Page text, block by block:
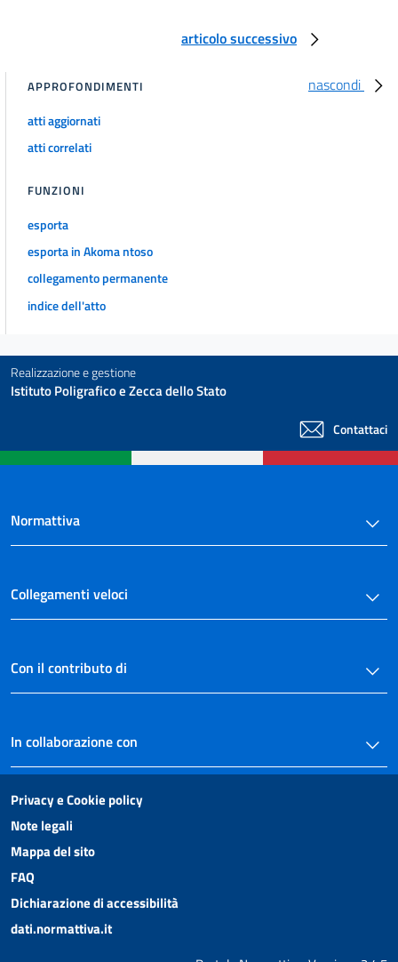
articolo successivo
nascondi
APPROFONDIMENTI
atti aggiornati
atti correlati
FUNZIONI
esporta
esporta in Akoma ntoso
collegamento permanente
indice dell'atto
Realizzazione e gestione
Istituto Poligrafico e Zecca dello Stato
Contattaci
Normattiva
Collegamenti veloci
Con il contributo di
In collaborazione con
Privacy e Cookie policy
Note legali
Mappa del sito
FAQ
Dichiarazione di accessibilità
dati.normattiva.it